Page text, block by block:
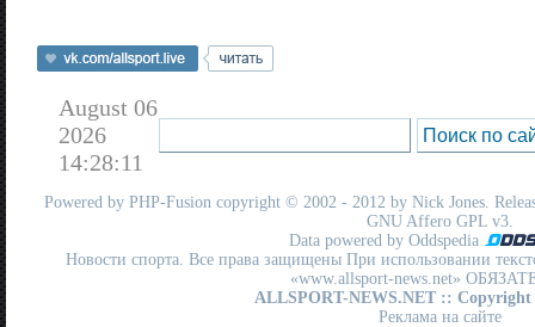
August 06
2026
14:28:11
Powered by PHP-Fusion copyright © 2002 - 2012 by Nick Jones.
GNU Affero GPL v3.
Data powered by Oddspedia
Новости спорта. Все права защищены При использовании
«www.allsport-news.net»
ALLSPORT-NEWS.NET :: Copyright
Реклама на сайте